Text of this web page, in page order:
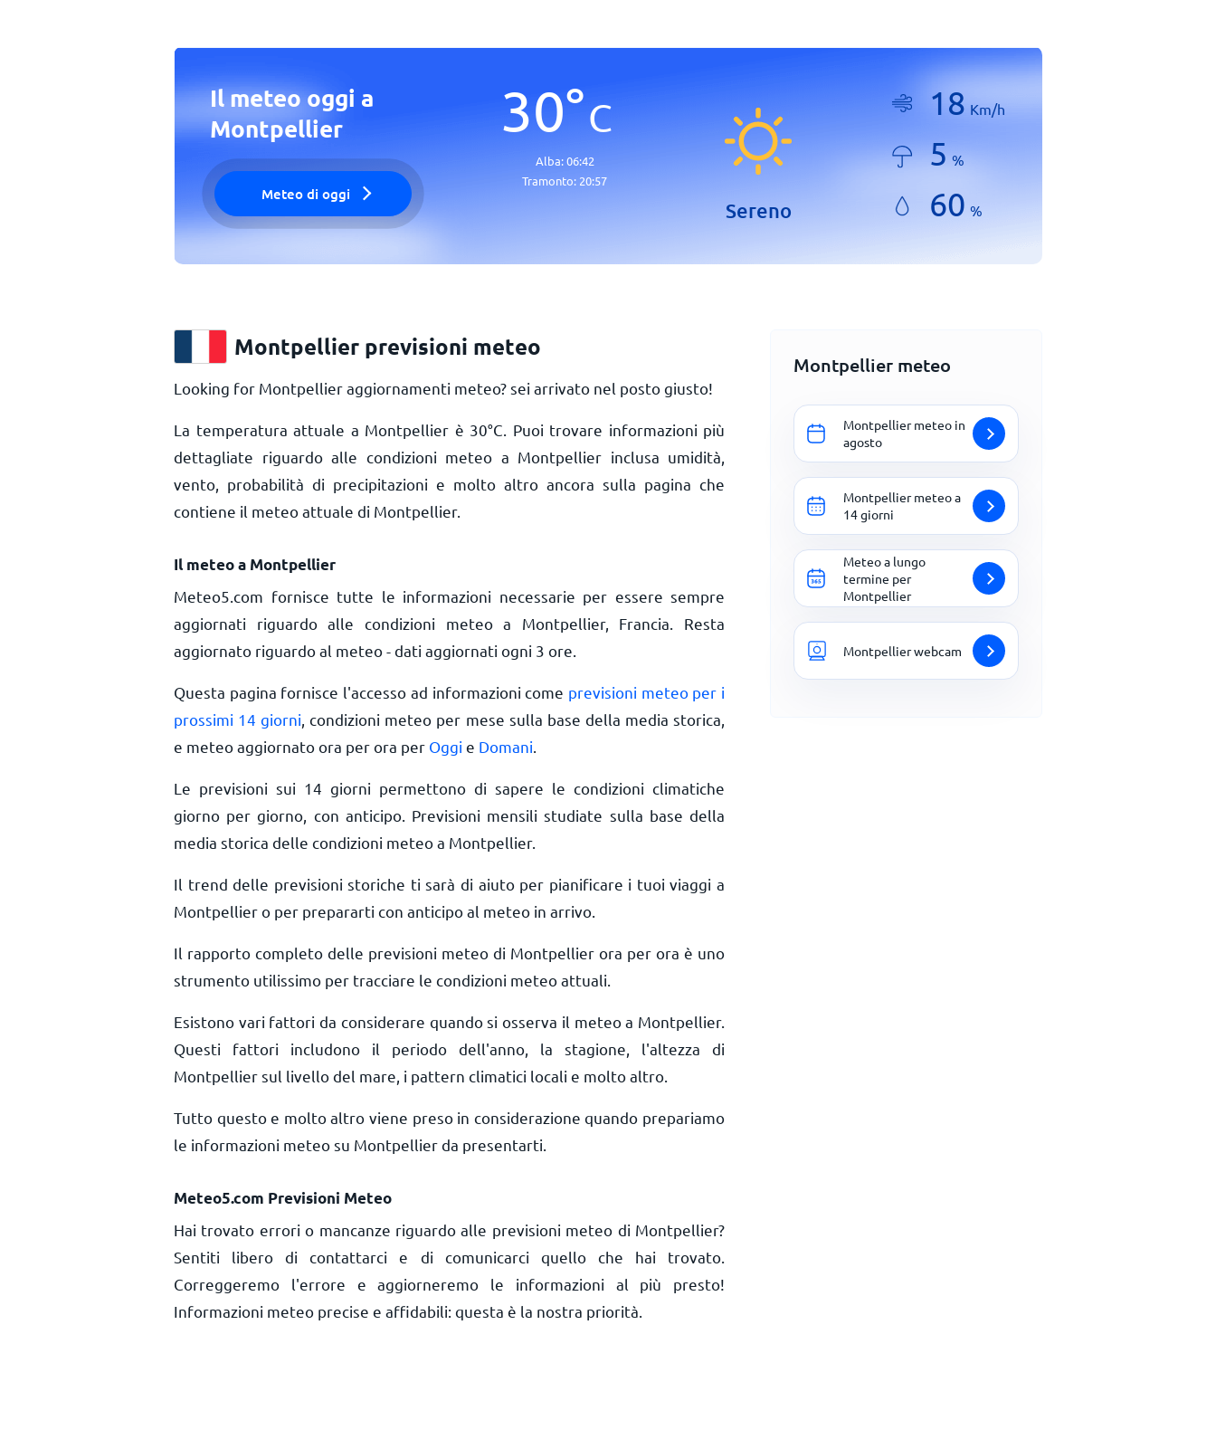
Il meteo oggi a
Montpellier
Meteo di oggi
30°C
Alba:06:42
Tramonto: 20:57
Sereno
18 Km/h
5 %
60 %
Montpellier previsioni meteo
Looking for Montpellier aggiornamenti meteo? sei arrivato nel posto giusto!
La temperatura attuale a Montpellier è 30°C . Puoi trovare informazioni più
dettagliate riguardo alle condizioni meteo a Montpellier inclusa umidità,
vento, probabilità di precipitazioni e molto altro ancora sulla pagina che
contiene il meteo attuale di Montpellier.
Il meteo a Montpellier
Meteo5.com fornisce tutte le informazioni necessarie per essere sempre
aggiornati riguardo alle condizioni meteo a Montpellier, Francia. Resta
aggiornato riguardo al meteo - dati aggiornati ogni 3 ore.
Questa pagina fornisce l'accesso ad informazioni come previsioni meteo per i
prossimi 14 giorni , condizioni meteo per mese sulla base della media storica,
e meteo aggiornato ora per ora per Oggi e Domani
Le previsioni sui 14 giorni permettono di sapere le condizioni climatiche
giorno per giorno, con anticipo. Previsioni mensili studiate sulla base della
media storica delle condizioni meteo a Montpellier.
Il trend delle previsioni storiche ti sarà di aiuto per pianificare i tuoi viaggi a
Montpellier o per prepararti con anticipo al meteo in arrivo.
Il rapporto completo delle previsioni meteo di Montpellier ora per ora è uno
strumento utilissimo per tracciare le condizioni meteo attuali.
Esistono vari fattori da considerare quando si osserva il meteo a Montpellier.
Questi fattori includono il periodo dell'anno, la stagione, l'altezza di
Montpellier sul livello del mare, i pattern climatici locali e molto altro.
Tutto questo e molto altro viene preso in considerazione quando prepariamo
le informazioni meteo su Montpellier da presentarti.
Meteo5.com Previsioni Meteo
Hai trovato errori o mancanze riguardo alle previsioni meteo di Montpellier?
Sentiti libero di contattarci e di comunicarci quello che hai trovato.
Correggeremo l'errore e aggiorneremo le informazioni al più presto!
Informazioni meteo precise e affidabili: questa è la nostra priorità.
Montpellier meteo
Montpellier meteo in
agosto
Montpellier meteo a
14 giorni
Meteo a lungo
termine per
Montpellier
Montpellier webcam